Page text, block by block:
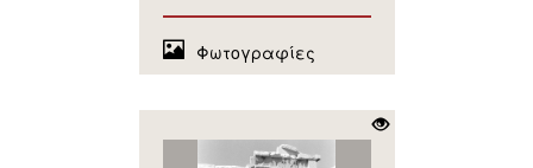
Φωτογραφίες